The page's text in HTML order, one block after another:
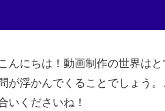
んにちは！動画制作の世界は
が浮かんでくることでしょう
いくださいね！